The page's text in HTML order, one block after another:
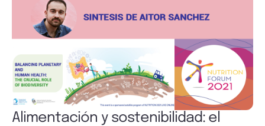
Alimentación y sostenibilidad: el